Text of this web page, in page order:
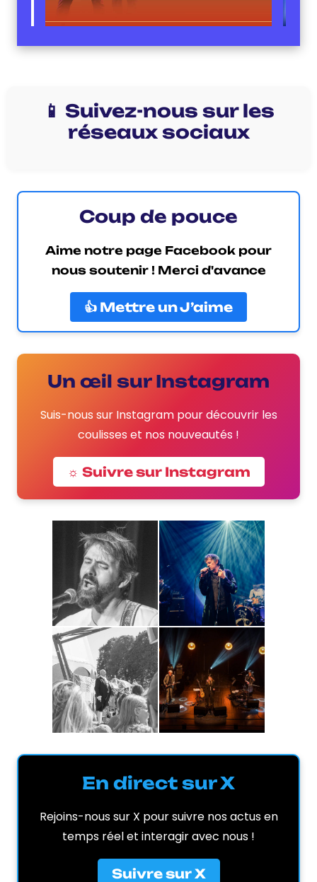
📱 Suivez-nous sur les
réseaux sociaux
Coup de pouce
Aime notre page Facebook pour
nous soutenir ! Merci d'avance
👍 Mettre un J’aime
Un œil sur Instagram
Suis-nous sur Instagram pour découvrir les
coulisses et nos nouveautés !
☼ Suivre sur Instagram
En direct sur X
Rejoins-nous sur X pour suivre nos actus en
temps réel et interagir avec nous !
Suivre sur X